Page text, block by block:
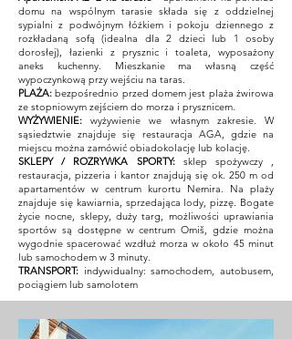
domu na wspólnym tarasie składa się z oddzielnej
sypialni z podwójnym łóżkiem i pokoju dziennego z
rozkładaną sofą (idealna dla 2 dzieci lub 1 osoby
dorosłej), łazienki z prysznic i toaleta, wyposażony
aneks kuchenny. Mieszkanie ma własną część
wypoczynkową przy wejściu na taras.
PLAŻA: bezpośrednio przed domem jest plaża żwirowa
ze stopniowym zejściem do morza i prysznicem.
WYŻYWIENIE: wyżywienie we własnym zakresie. W
sąsiedztwie znajduje się restauracja AGA, gdzie na
miejscu można zamówić obiadokolację lub kolację.
SKLEPY / ROZRYWKA SPORTY:sklep spożywczy
,
restauracja, pizzeria i kantor znajdują się ok. 250 m od
apartamentów w centrum kurortu Nemira. Na plaży
znajduje się kawiarnia, sprzedająca lody, pizzę. Bogate
życie nocne, sklepy, duży targ, możliwości uprawiania
sportów są dostępne w centrum Omiš, gdzie można
wygodnie spacerować wzdłuż morza w około 45 minut
lub samochodem w 3 minuty.
TRANSPORT: indywidualny: samochodem, autobusem,
pociągiem lub samolotem